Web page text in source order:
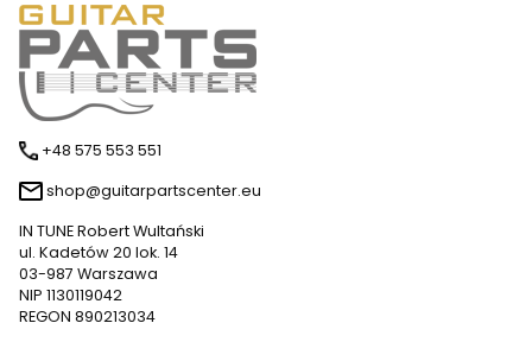
+48 575 553 551
shop@guitarpartscenter.eu
IN TUNE Robert Wultański
ul. Kadetów 20 lok. 14
03-987 Warszawa
NIP 1130119042
REGON 890213034